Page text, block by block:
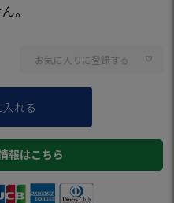
。
お気に入りに登録する
れる
報はこちら